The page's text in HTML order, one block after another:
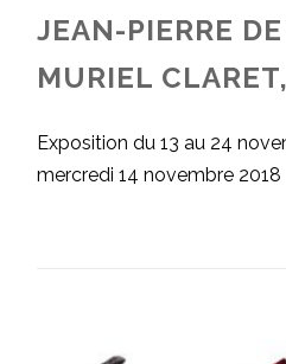
JEAN-PIERRE
MURIEL
Exposition du 13 au 24
mercredi 14 novembre 2018